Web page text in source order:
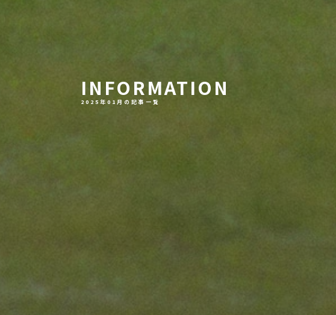
INFORMATION
2025年01月の記事一覧